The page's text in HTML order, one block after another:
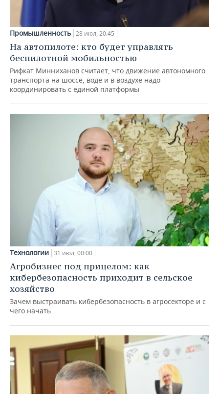
Промышленность 28 июл, 20:45
На автопилоте: кто будет управлять
беспилотной мобильностью
Рифкат Минниханов считает, что движение автономного
транспорта на шоссе, воде и в воздухе надо
координировать с единой платформы
Технологии 31 июл, 00:00
Агробизнес под прицелом: как
кибербезопасность приходит в сельское
хозяйство
Зачем выстраивать кибербезопасность в агросекторе и с
чего начать